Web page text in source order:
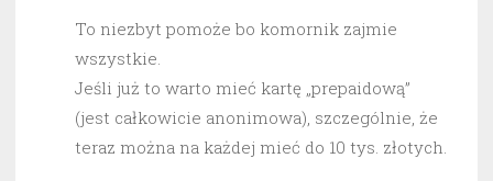
To niezbyt pomoże bo komornik zajmie
wszystkie.
Jeśli już to warto mieć kartę „prepaidową”
(jest całkowicie anonimowa), szczególnie, że
teraz można na każdej mieć do 10 tys. złotych.